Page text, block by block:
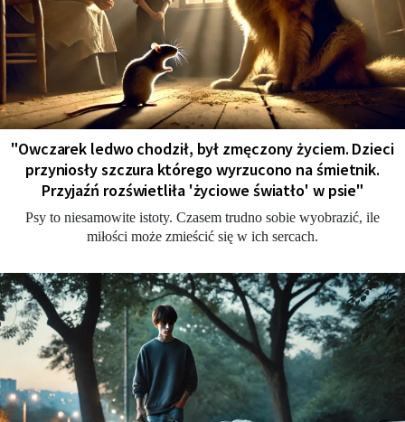
"Owczarek ledwo chodził, był zmęczony życiem. Dzieci
przyniosły szczura którego wyrzucono na śmietnik.
Przyjaźń rozświetliła 'życiowe światło' w psie"
Psy to niesamowite istoty. Czasem trudno sobie wyobrazić, ile
miłości może zmieścić się w ich sercach.